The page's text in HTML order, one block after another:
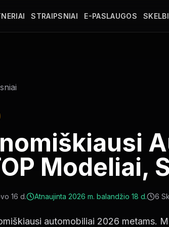
STRAIPSNIAI E-PASLAUGOS
Modeliai,
16 d. Atnaujinta 2026 m. balandžio 18 d. 6
automobiliai 2026 metams.